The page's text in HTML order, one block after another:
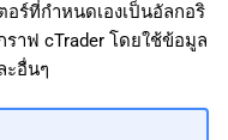
Français
Polski
ร์ที่กำหนดเองเป็นอัลกอริ
าฟ cTrader โดยใช้ข้อมูล
อื่นๆ